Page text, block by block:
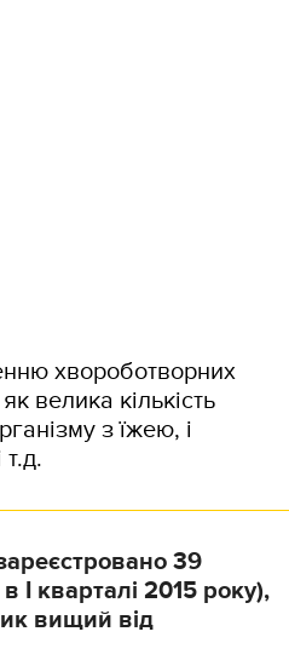
хвороботворних
велика кількість
з їжею, і
39
І кварталі 2015 року),
вищий від